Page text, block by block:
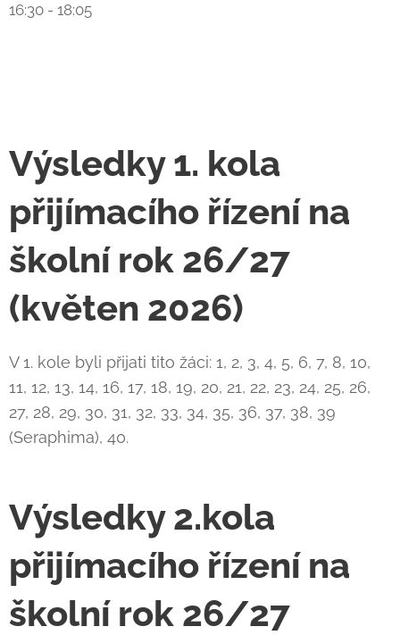
16:30 - 18:05
Výsledky 1. kola
přijímacího řízení na
školní rok 26/27
(květen 2026)
V 1. kole byli přijati tito žáci: 1, 2, 3, 4, 5, 6, 7, 8, 10,
11, 12, 13, 14, 16, 17, 18, 19, 20, 21, 22, 23, 24, 25, 26,
27, 28, 29, 30, 31, 32, 33, 34, 35, 36, 37, 38, 39
(Seraphima), 40.
Výsledky 2.kola
přijímacího řízení na
školní rok 26/27